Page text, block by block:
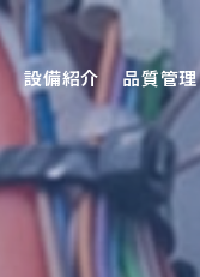
設備紹介 品質管理